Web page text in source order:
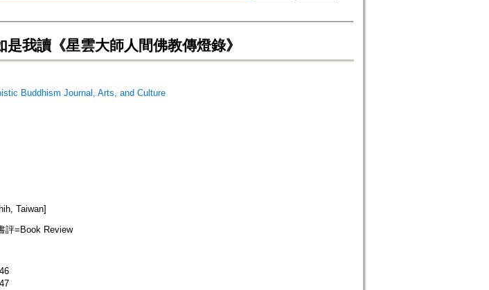
我讀《星雲大師人間佛教傳燈錄》
Buddhism Journal, Arts, and Culture
Taiwan]
評=Book Review